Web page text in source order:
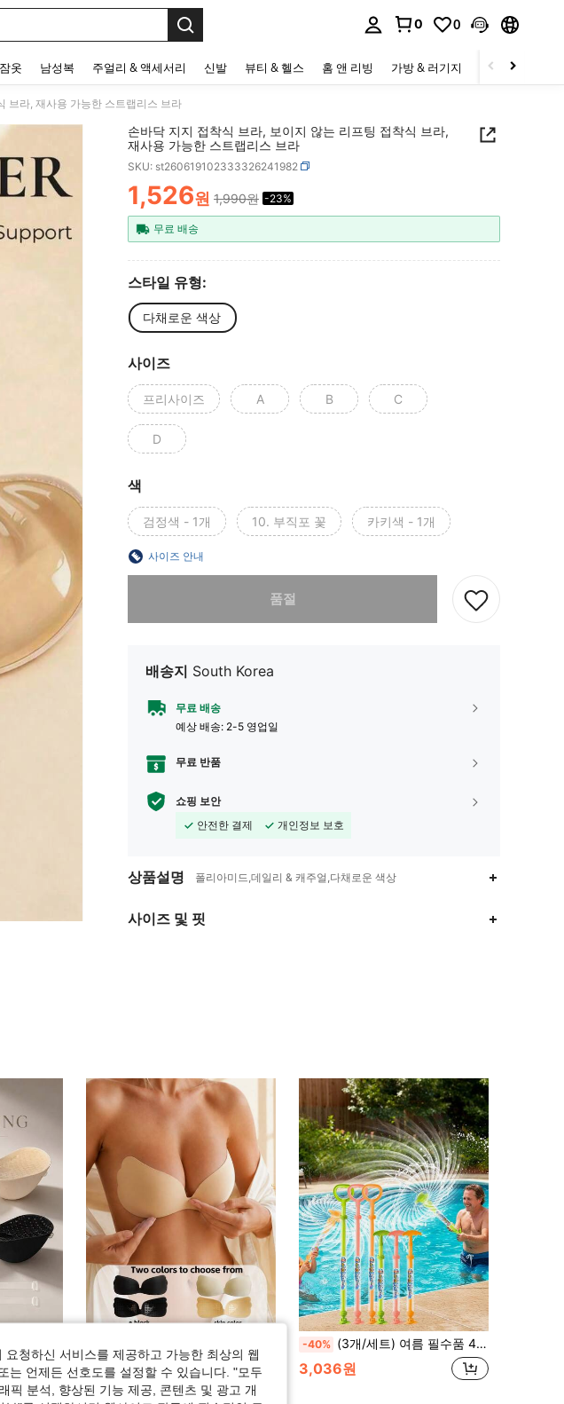
0 0
옷 남성복 주얼리 & 액세서리 신발 뷰티 & 헬스 홈 앤 리빙 가방 & 러기지 스포츠 & 아웃
브라, 재사용 가능한 스트랩리스 브라
손바닥 지지 접착식 브라, 보이지 않는 리프팅 접착식 브라,
재사용 가능한 스트랩리스 브라
SKU: st260619102333326241982
PRICE AND AVAILABILITY
1,526원 1,990원 -23%
무료 배송
스타일 유형:
다채로운 색상
사이즈
프리사이즈 A B C
D
색
검정색 - 1개 10. 부직포 꽃 카키색 - 1개
사이즈 안내
품절
배송지 South Korea
무료 배송
예상 배송: 2-5 영업일
무료 반품
쇼핑 보안
안전한 결제
개인정보 보호
상품설명 폴리아미드,데일리 & 캐주얼,다채로운 색상
사이즈 및 핏
2,583원
-40% (3개/세트) 여름 필수품 44cm 불꽃놀이 물총, 롱풀 워터 캐논, 수영장 파티, 해변 휴가 및 뒷마당 물놀이에 완벽
3,036원
청하신 서비스를 제공하고 가능한 최상의 웹
는 언제든 선호도를 설정할 수 있습니다. "모두
픽 분석, 향상된 기능 제공, 콘텐츠 및 광고 개